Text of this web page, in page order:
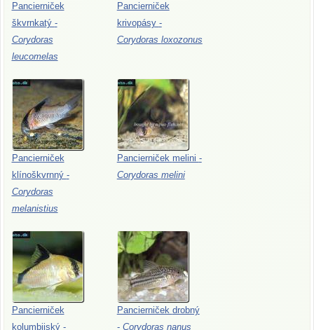
Pancierniček
škvrnkatý -
Corydoras
leucomelas
Pancierniček
krivopásy -
Corydoras loxozonus
Pancierniček
klínoškvrnný -
Corydoras
melanistius
Pancierniček melini -
Corydoras melini
Pancierniček
kolumbijský -
Pancierniček drobný
- Corydoras nanus